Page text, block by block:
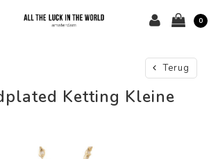
0
Terug
Ketting Kleine